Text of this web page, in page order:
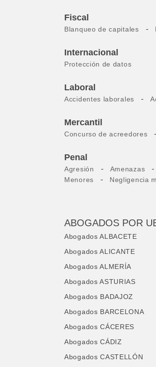
Fiscal
Blanqueo de capitales -
Internacional
Protección de datos
Laboral
Accidentes laborales -
Mercantil
Concurso de acreedores -
Penal
Agresión - Amenazas -
Menores - Negligencia
ABOGADOS POR
Abogados ALBACETE
Abogados ALICANTE
Abogados ALMERÍA
Abogados ASTURIAS
Abogados BADAJOZ
Abogados BARCELONA
Abogados CÁCERES
Abogados CÁDIZ
Abogados CASTELLÓN